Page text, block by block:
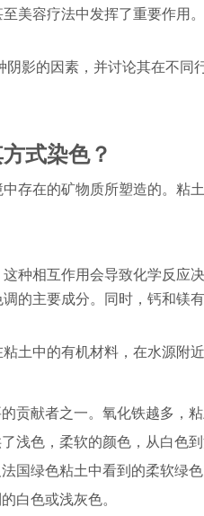
美容疗法中发挥了重要作
阴影的因素，并讨论其在不
式染色？
存在的矿物质所塑造的。
种相互作用会导致化学反
的主要成分。同时，钙和
土中的有机材料，在水源附
贡献者之一。氧化铁越多，粘
浅色，柔软的颜色，从白色到
国绿色粘土中看到的柔软绿色
白色或浅灰色。